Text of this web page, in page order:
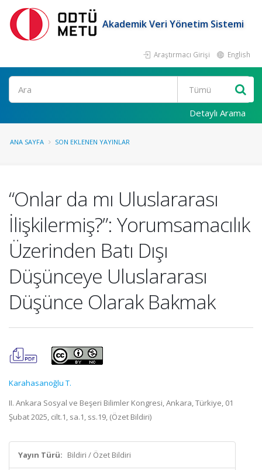
Akademik Veri Yönetim Sistemi
Araştırmacı Girişi English
Ara
Detaylı Arama
ANA SAYFA SON EKLENEN YAYINLAR
“Onlar da mı Uluslararası
İlişkilermiş?”: Yorumsamacılık
Üzerinden Batı Dışı
Düşünceye Uluslararası
Düşünce Olarak Bakmak
Karahasanoğlu T.
II. Ankara Sosyal ve Beşeri Bilimler Kongresi, Ankara, Türkiye, 01
Şubat 2025, cilt.1, sa.1, ss.19, (Özet Bildiri)
Yayın Türü: Bildiri / Özet Bildiri